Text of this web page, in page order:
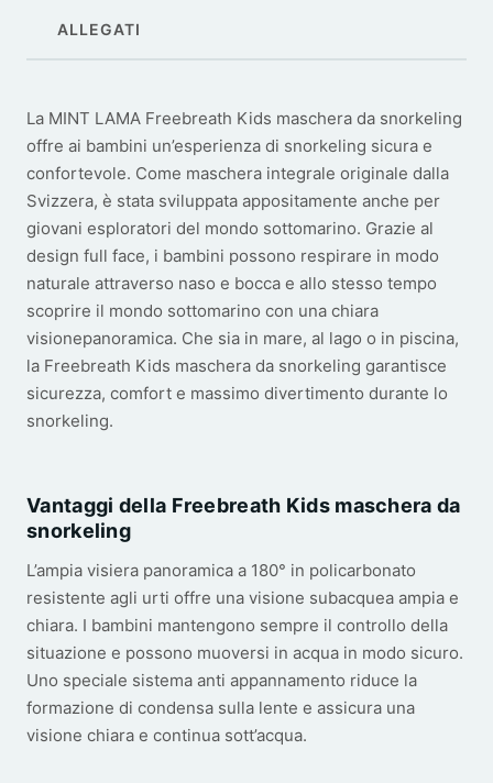
ALLEGATI
La MINT LAMA Freebreath Kids maschera da snorkeling
offre ai bambini un’esperienza di snorkeling sicura e
confortevole. Come maschera integrale originale dalla
Svizzera, è stata sviluppata appositamente anche per
giovani esploratori del mondo sottomarino. Grazie al
design full face, i bambini possono respirare in modo
naturale attraverso naso e bocca e allo stesso tempo
scoprire il mondo sottomarino con una chiara
visionepanoramica. Che sia in mare, al lago o in piscina,
la Freebreath Kids maschera da snorkeling garantisce
sicurezza, comfort e massimo divertimento durante lo
snorkeling.
Vantaggi della Freebreath Kids maschera da
snorkeling
L’ampia visiera panoramica a 180° in policarbonato
resistente agli urti offre una visione subacquea ampia e
chiara. I bambini mantengono sempre il controllo della
situazione e possono muoversi in acqua in modo sicuro.
Uno speciale sistema anti appannamento riduce la
formazione di condensa sulla lente e assicura una
visione chiara e continua sott’acqua.